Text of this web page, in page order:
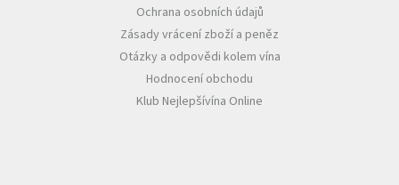
Ochrana osobních údajů
Zásady vrácení zboží a peněz
Otázky a odpovědi kolem vína
Hodnocení obchodu
Klub Nejlepšívína Online